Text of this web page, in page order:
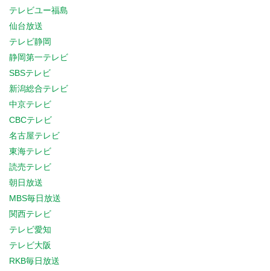
テレビユー福島
仙台放送
テレビ静岡
静岡第一テレビ
SBSテレビ
新潟総合テレビ
中京テレビ
CBCテレビ
名古屋テレビ
東海テレビ
読売テレビ
朝日放送
MBS毎日放送
関西テレビ
テレビ愛知
テレビ大阪
RKB毎日放送